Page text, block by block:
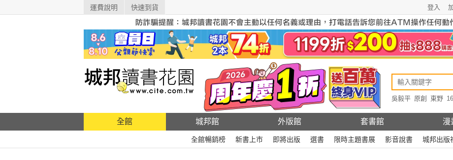
運費說明 快速到貨 登入
吳毅平 原創 東野
全館 城邦館 外版館 套書館 漫
全館暢銷榜 新書上市 即將出版 選書 限時主題書展 影音說書 城邦出版